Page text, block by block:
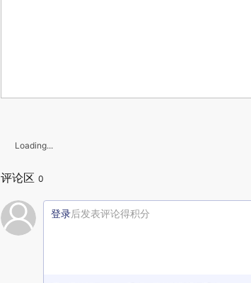
Loading...
评论区 0
登录后发表评论得积分